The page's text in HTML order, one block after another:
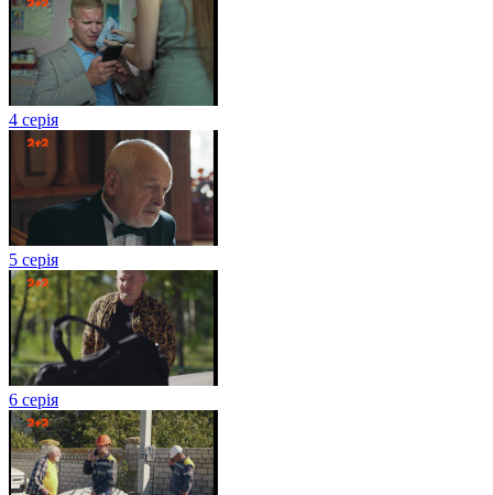
4 серія
5 серія
6 серія